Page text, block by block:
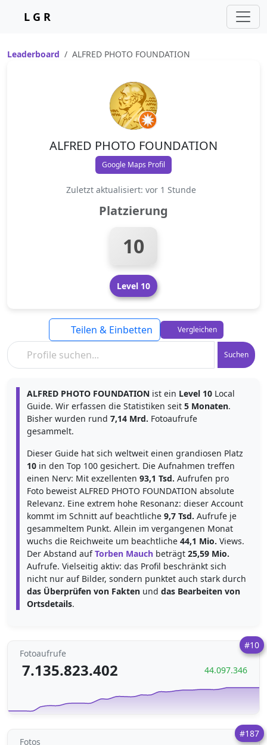
L G R
Leaderboard ALFRED PHOTO FOUNDATION
ALFRED PHOTO FOUNDATION
Google Maps Profil
Zuletzt aktualisiert: vor 1 Stunde
Platzierung
10
Level 10
Suchen
Teilen & Einbetten Vergleichen
ALFRED PHOTO FOUNDATION ist ein Level 10 Local
Guide. Wir erfassen die Statistiken seit 5 Monaten.
Bisher wurden rund 7,14 Mrd. Fotoaufrufe
gesammelt.
Dieser Guide hat sich weltweit einen grandiosen Platz
10 in den Top 100 gesichert. Die Aufnahmen treffen
einen Nerv: Mit exzellenten 93,1 Tsd. Aufrufen pro
Foto beweist ALFRED PHOTO FOUNDATION absolute
Relevanz. Eine extrem hohe Resonanz: dieser Account
kommt im Schnitt auf beachtliche 9,7 Tsd. Aufrufe je
gesammeltem Punkt. Allein im vergangenen Monat
wuchs die Reichweite um beachtliche 44,1 Mio. Views.
Der Abstand aufTorben Mauch beträgt 25,59 Mio.
Aufrufe. Vielseitig aktiv: das Profil beschränkt sich
nicht nur auf Bilder, sondern punktet auch stark durch
das Überprüfen von Fakten und das Bearbeiten von
Ortsdetails.
#10
Fotoaufrufe
7.135.823.402 44.097.346
#187
Fotos